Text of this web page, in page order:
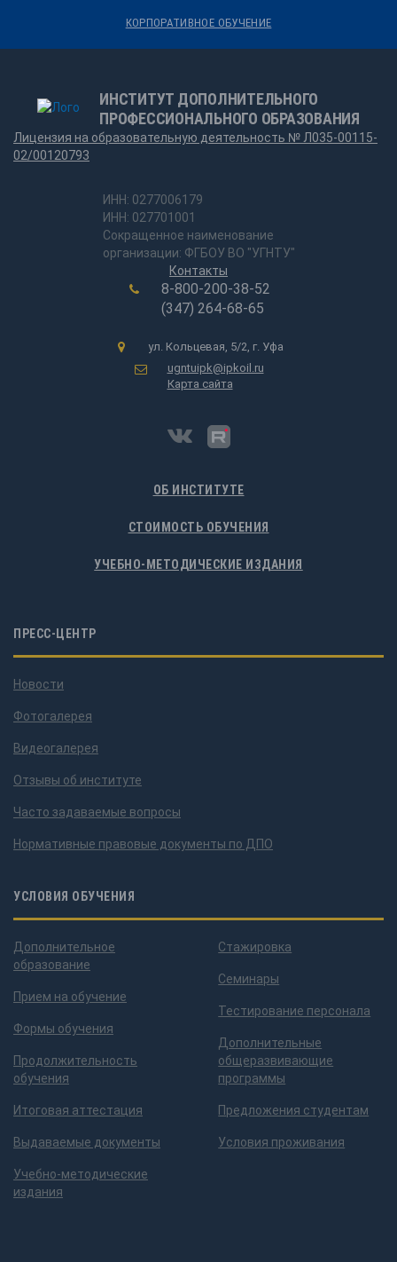
КОРПОРАТИВНОЕ ОБУЧЕНИЕ
ИНСТИТУТ ДОПОЛНИТЕЛЬНОГО
ПРОФЕССИОНАЛЬНОГО ОБРАЗОВАНИЯ
Лицензия на образовательную деятельность № Л035-00115-
02/00120793
ИНН: 0277006179
ИНН: 027701001
Сокращенное наименование
организации: ФГБОУ ВО "УГНТУ"
Контакты
8-800-200-38-52
(347) 264-68-65
ул. Кольцевая, 5/2, г. Уфа
ugntuipk@ipkoil.ru
Карта сайта
ОБ ИНСТИТУТЕ
СТОИМОСТЬ ОБУЧЕНИЯ
УЧЕБНО-МЕТОДИЧЕСКИЕ ИЗДАНИЯ
ПРЕСС-ЦЕНТР
Новости
Фотогалерея
Видеогалерея
Отзывы об институте
Часто задаваемые вопросы
Нормативные правовые документы по ДПО
УСЛОВИЯ ОБУЧЕНИЯ
Дополнительное
образование
Прием на обучение
Формы обучения
Продолжительность
обучения
Итоговая аттестация
Выдаваемые документы
Учебно-методические
издания
Стажировка
Семинары
Тестирование персонала
Дополнительные
общеразвивающие
программы
Предложения студентам
Условия проживания